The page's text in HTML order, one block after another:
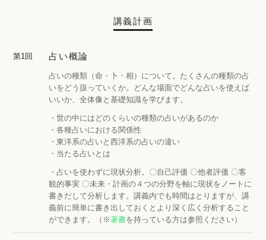
講義計画
第1回 占い概論
占いの種類（命・卜・相）について。たくさんの種類の占
いをどう扱っていくか。どんな場面でどんな占いを使えば
いいか、全体像と基礎知識を学びます。
・世の中にはどのくらいの種類の占いがあるのか
・各種占いにおける関係性
・東洋系の占いと西洋系の占いの違い
・当たる占いとは
・占いを使わずに現状分析。〇自己評価 〇他者評価 〇客
観的事実 〇未来・計画の４つの分野を軸に現状をノートに
書きだして分析します。講義内でも時間はとりますが、講
義前に簡単に書き出しておくとより深く広く分析すること
ができます。（※著書を持っている方は参照ください）